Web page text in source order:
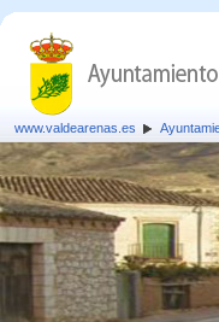
www.valdearenas.es